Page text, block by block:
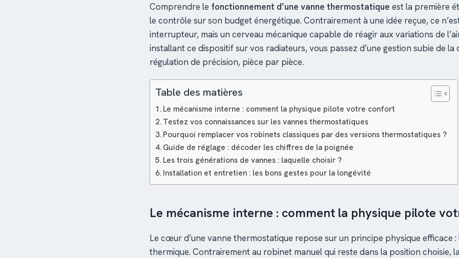
Comprendre le fonctionnement d’une vanne thermostatique est la première
le contrôle sur son budget énergétique. Contrairement à une idée reçue, ce
interrupteur, mais un cerveau mécanique capable de réagir aux variations de
installant ce dispositif sur vos radiateurs, vous passez d’une gestion subie de la
régulation de précision, pièce par pièce.
Table des matières
Le mécanisme interne : comment la physique pilote votre confort
Testez vos connaissances sur les vannes thermostatiques
Pourquoi remplacer vos robinets classiques par des versions thermostatiques ?
Guide de réglage : décoder les chiffres de la poignée
Les trois générations de vannes : laquelle choisir ?
Installation et entretien : les bons gestes pour la longévité
Le mécanisme interne : comment la physique pilote
Le cœur d’une vanne thermostatique repose sur un principe physique efficace :
thermique. Contrairement au robinet manuel qui reste dans la position choisie,